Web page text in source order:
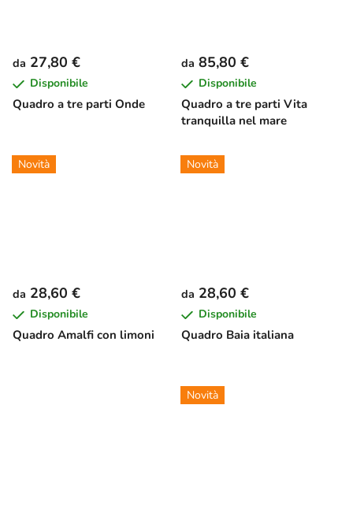
Quadro a tre parti Onde
da 27,80 €
Disponibile
Quadro a tre parti Vita
tranquilla nel mare
da 85,80 €
Disponibile
Novità
Quadro Amalfi con limoni
da 28,60 €
Disponibile
Novità
Quadro Baia italiana
da 28,60 €
Disponibile
Novità